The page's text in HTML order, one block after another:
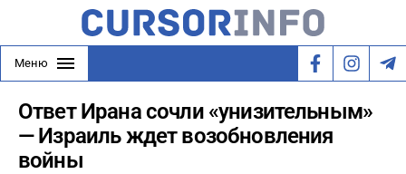
Меню
Ответ Ирана сочли «унизительным»
— Израиль ждет возобновления
войны